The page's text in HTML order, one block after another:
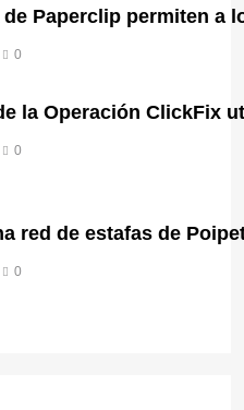
Paperclip permiten a
0
la Operación ClickFix
0
red de estafas de
0